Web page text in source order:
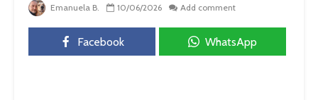
Emanuela B. 10/06/2026 Add comment
Facebook WhatsApp